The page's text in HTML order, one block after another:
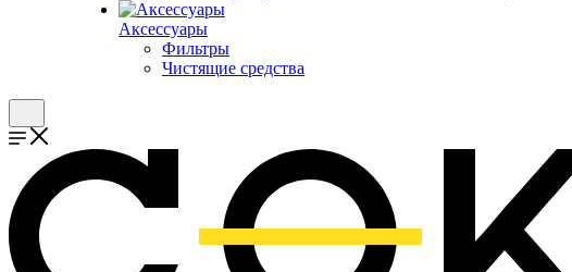
Аксессуары
Фильтры
Чистящие средства